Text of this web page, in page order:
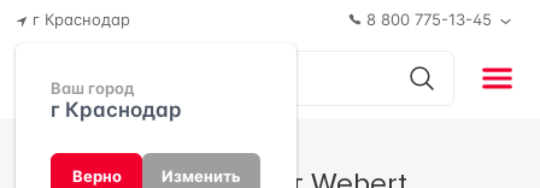
г Краснодар
Ваш город
г Краснодар
Верно Изменить
8 800 775-13-45